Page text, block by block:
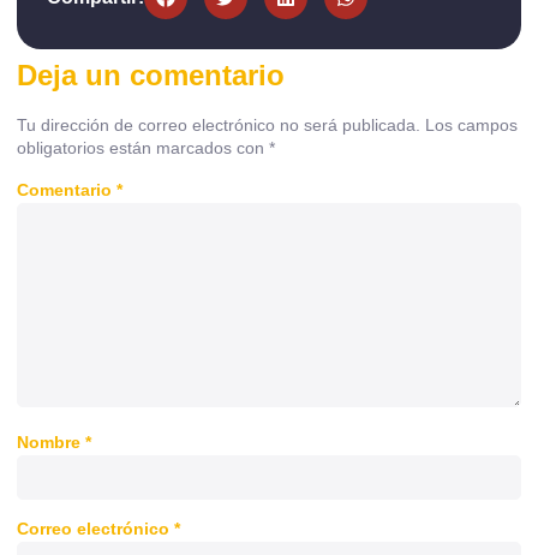
Deja un comentario
Tu dirección de correo electrónico no será publicada. Los campos
obligatorios están marcados con *
Comentario *
Nombre *
Correo electrónico *